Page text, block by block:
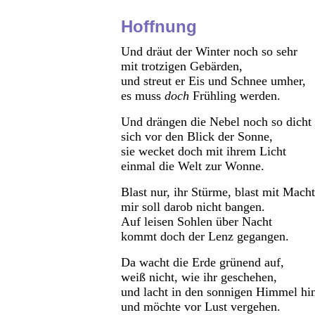
Hoffnung
Und dräut der Winter noch so sehr
mit trotzigen Gebärden,
und streut er Eis und Schnee umher,
es muss doch Frühling werden.
Und drängen die Nebel noch so dicht
sich vor den Blick der Sonne,
sie wecket doch mit ihrem Licht
einmal die Welt zur Wonne.
Blast nur, ihr Stürme, blast mit
mir soll darob nicht bangen.
Auf leisen Sohlen über Nacht
kommt doch der Lenz gegangen.
Da wacht die Erde grünend auf,
weiß nicht, wie ihr geschehen,
und lacht in den sonnigen Himmel
und möchte vor Lust vergehen.